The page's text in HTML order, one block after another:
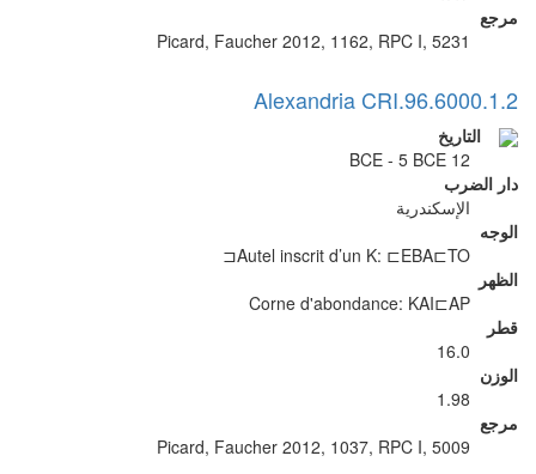
مرجع
Picard, Faucher 2012, 1162, RPC I, 5231
Alexandria CRI.96.6000.1.2
التاريخ
12 BCE - 5 BCE
دار الضرب
الإسكندرية
الوجه
Autel inscrit d’un K: ⊏EBA⊏TO⊏
الظهر
Corne d'abondance: ΚΑΙ⊏ΑΡ
قطر
16.0
الوزن
1.98
مرجع
Picard, Faucher 2012, 1037, RPC I, 5009